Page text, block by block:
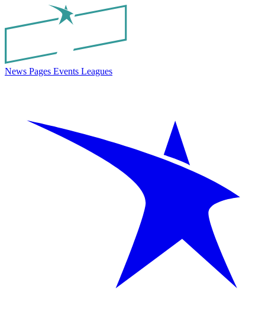
News Pages Events Leagues